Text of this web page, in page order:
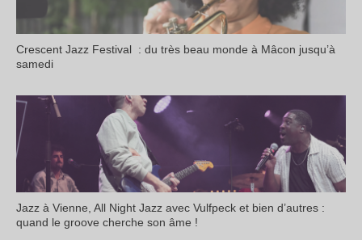
Crescent Jazz Festival : du très beau monde à Mâcon jusqu’à
samedi
Jazz à Vienne, All Night Jazz avec Vulfpeck et bien d’autres :
quand le groove cherche son âme !